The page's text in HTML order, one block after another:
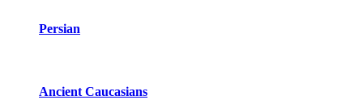
Persian
Ancient Caucasians